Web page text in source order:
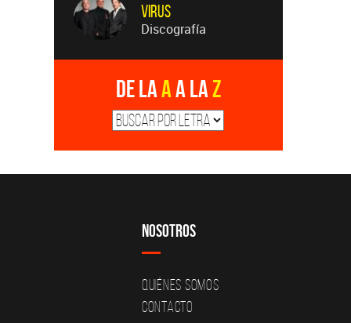
Virus
Discografía
De laAa laZ
Nosotros
Quiénes Somos
Contacto